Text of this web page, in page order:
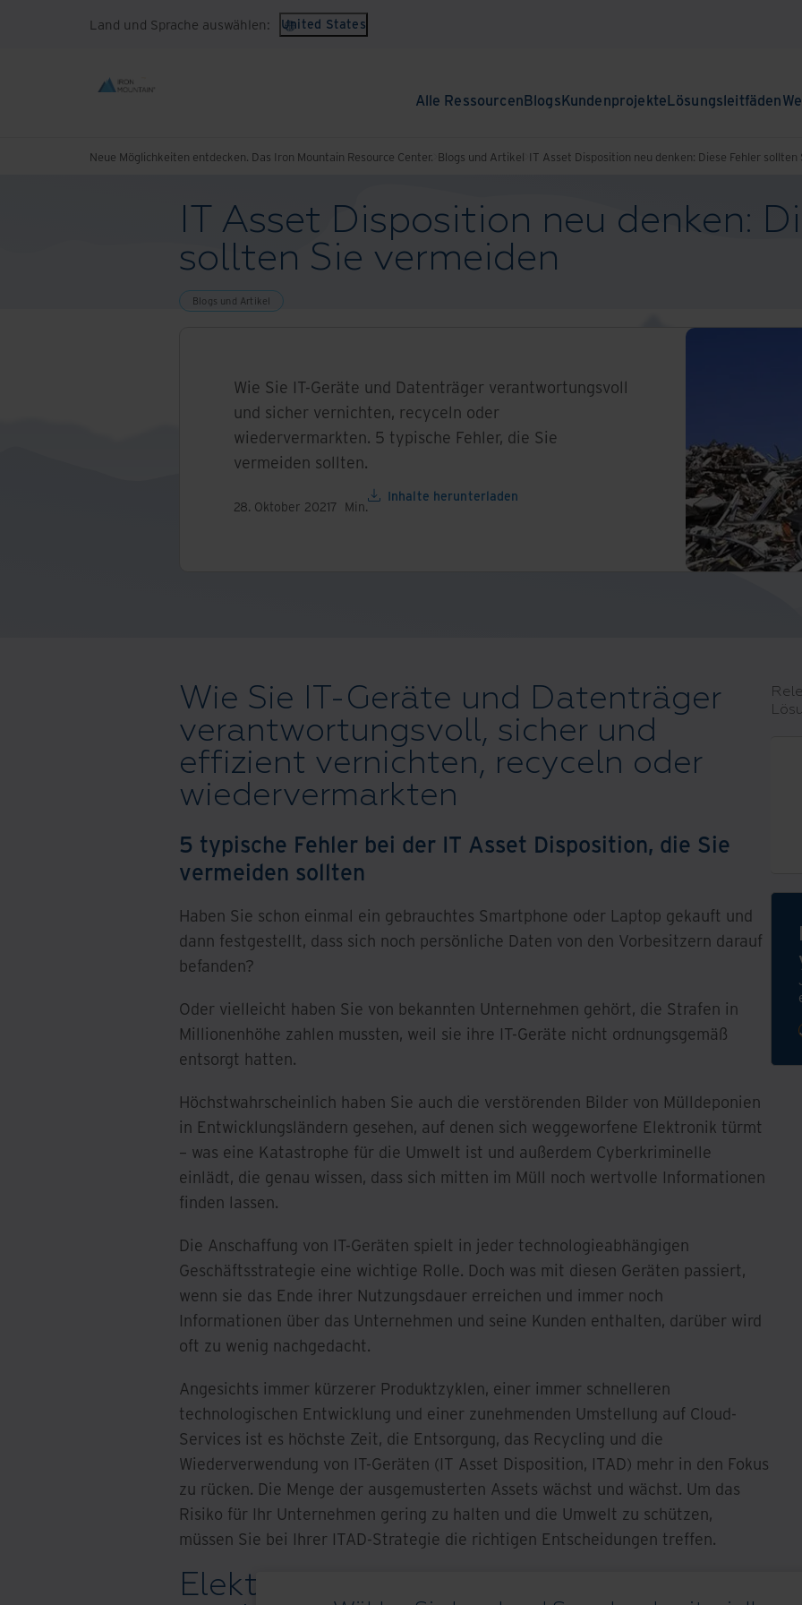
Land und Sprache auswählen: United States
Alle RessourcenBlogsKundenprojekteLösungsleitfäden
Neue Möglichkeiten entdecken. Das Iron Mountain Resource Center. Blogs und Artikel IT Asset Disposition neu denken: Diese Fehler sollten
IT Asset Disposition neu denken:
sollten Sie vermeiden
Blogs und Artikel
Wie Sie IT-Geräte und Datenträger verantwortungsvoll
und sicher vernichten, recyceln oder
wiedervermarkten. 5 typische Fehler, die Sie
vermeiden sollten.
28. Oktober 20217 Min.
Inhalte herunterladen
Wie Sie IT-Geräte und Datenträger
verantwortungsvoll, sicher und
effizient vernichten, recyceln oder
wiedervermarkten
5 typische Fehler bei der IT Asset Disposition, die Sie
vermeiden sollten
Haben Sie schon einmal ein gebrauchtes Smartphone oder Laptop gekauft und
dann festgestellt, dass sich noch persönliche Daten von den Vorbesitzern darauf
befanden?
Oder vielleicht haben Sie von bekannten Unternehmen gehört, die Strafen in
Millionenhöhe zahlen mussten, weil sie ihre IT-Geräte nicht ordnungsgemäß
entsorgt hatten.
Höchstwahrscheinlich haben Sie auch die verstörenden Bilder von Mülldeponien
in Entwicklungsländern gesehen, auf denen sich weggeworfene Elektronik türmt
– was eine Katastrophe für die Umwelt ist und außerdem Cyberkriminelle
einlädt, die genau wissen, dass sich mitten im Müll noch wertvolle Informationen
finden lassen.
Die Anschaffung von IT-Geräten spielt in jeder technologieabhängigen
Geschäftsstrategie eine wichtige Rolle. Doch was mit diesen Geräten passiert,
wenn sie das Ende ihrer Nutzungsdauer erreichen und immer noch
Informationen über das Unternehmen und seine Kunden enthalten, darüber wird
oft zu wenig nachgedacht.
Angesichts immer kürzerer Produktzyklen, einer immer schnelleren
technologischen Entwicklung und einer zunehmenden Umstellung auf Cloud-
Services ist es höchste Zeit, die Entsorgung, das Recycling und die
Wiederverwendung von IT-Geräten (IT Asset Disposition, ITAD) mehr in den Fokus
zu rücken. Die Menge der ausgemusterten Assets wächst und wächst. Um das
Risiko für Ihr Unternehmen gering zu halten und die Umwelt zu schützen,
müssen Sie bei Ihrer ITAD-Strategie die richtigen Entscheidungen treffen.
Elektroschrott: der am schnellsten